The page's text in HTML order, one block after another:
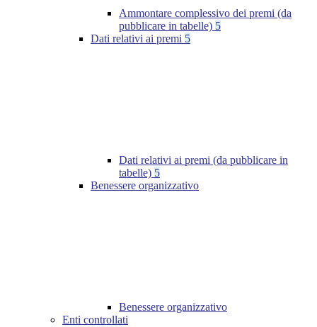
Ammontare complessivo dei premi (da
pubblicare in tabelle) 5
Dati relativi ai premi 5
Dati relativi ai premi (da pubblicare in
tabelle) 5
Benessere organizzativo
Benessere organizzativo
Enti controllati